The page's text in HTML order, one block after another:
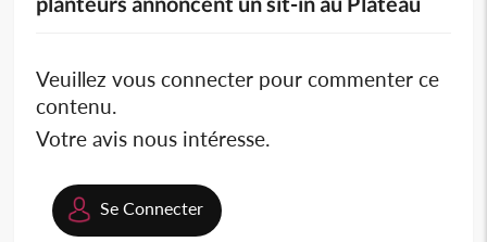
Veuillez vous connecter pour commenter ce
contenu.
Votre avis nous intéresse.
Se Connecter